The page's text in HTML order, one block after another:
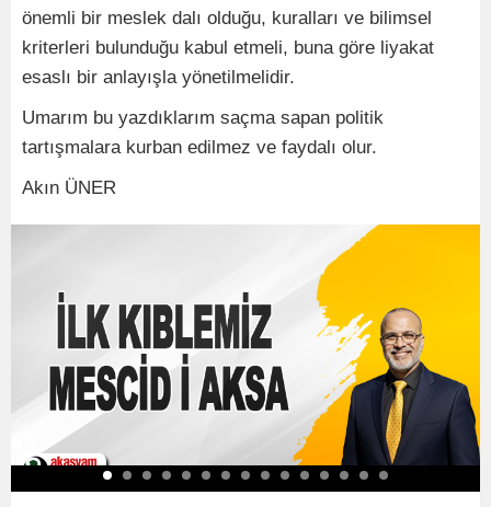
önemli bir meslek dalı olduğu, kuralları ve bilimsel
kriterleri bulunduğu kabul etmeli, buna göre liyakat
esaslı bir anlayışla yönetilmelidir.
Umarım bu yazdıklarım saçma sapan politik
tartışmalara kurban edilmez ve faydalı olur.
Akın ÜNER